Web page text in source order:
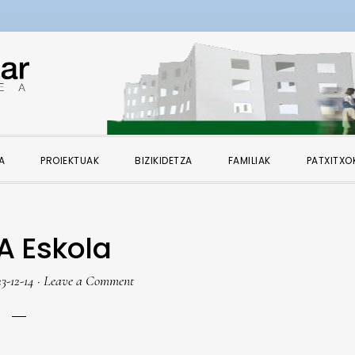
PROIEKTUAK BIZIKIDETZA FAMILIAK
Eskola
12-14 · Leave a Comment